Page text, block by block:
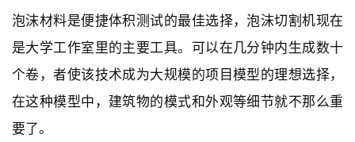
泡沫材料是便捷体积测试的最佳选择，泡沫切割机现在
是大学工作室里的主要工具。可以在几分钟内生成数十
个卷，者使该技术成为大规模的项目模型的理想选择，
在这种模型中，建筑物的模式和外观等细节就不那么重
要了。